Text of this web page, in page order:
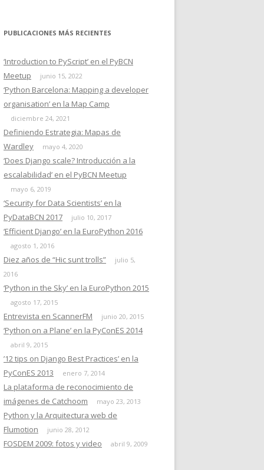
PUBLICACIONES MÁS RECIENTES
‘Introduction to PyScript’ en el PyBCN
Meetup
junio 15, 2022
‘Python Barcelona: Mapping a developer
organisation’ en la Map Camp
diciembre 24, 2021
Definiendo Estrategia: Mapas de
Wardley
mayo 4, 2020
‘Does Django scale? Introducción a la
escalabilidad’ en el PyBCN Meetup
mayo 6, 2019
‘Security for Data Scientists’ en la
PyDataBCN 2017
julio 10, 2017
‘Efficient Django’ en la EuroPython 2016
agosto 1, 2016
Diez años de “Hic sunt trolls”
julio 5,
2016
‘Python in the Sky’ en la EuroPython 2015
agosto 17, 2015
Entrevista en ScannerFM junio 20, 2015
‘Python on a Plane’ en la PyConES 2014
abril 9, 2015
’12 tips on Django Best Practices’ en la
PyConES 2013
enero 7, 2014
La plataforma de reconocimiento de
imágenes de Catchoom
mayo 23, 2013
Python y la Arquitectura web de
Flumotion
junio 28, 2012
FOSDEM 2009: fotos y video abril 9, 2009